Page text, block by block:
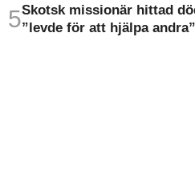
Skotsk missionär hittad
”levde för att hjälpa andra”